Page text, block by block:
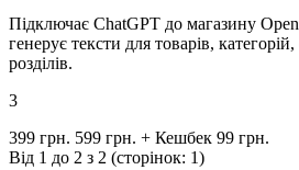
Підключає ChatGPT до магазину
генерує тексти для товарів,
розділів.
3
399 грн. 599 грн. + Кешбек 99 грн.
Від 1 до 2 з 2 (сторінок: 1)